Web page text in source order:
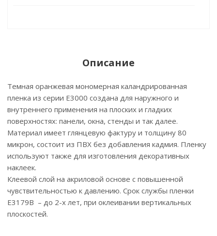
Описание
Темная оранжевая мономерная каландрированная
пленка из серии Е3000 создана для наружного и
внутреннего применения на плоских и гладких
поверхностях: панели, окна, стенды и так далее.
Материал имеет глянцевую фактуру и толщину 80
микрон, состоит из ПВХ без добавления кадмия. Пленку
используют также для изготовления декоративных
наклеек.
Клеевой слой на акриловой основе с повышенной
чувствительностью к давлению. Срок службы пленки
E3179B – до 2-х лет, при оклеивании вертикальных
плоскостей.